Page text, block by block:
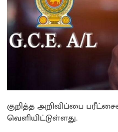
குறித்த அறிவிப்பை
வெளியிட்டுள்ளது.